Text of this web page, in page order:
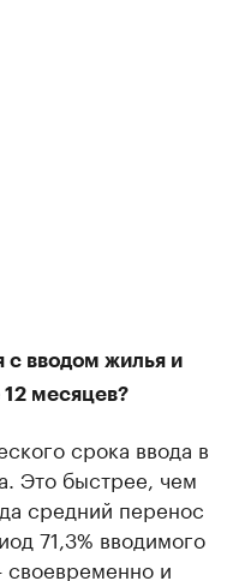
с вводом жилья и
месяцев?
срока ввода в
Это быстрее, чем
средний перенос
71,3% вводимого
своевременно и